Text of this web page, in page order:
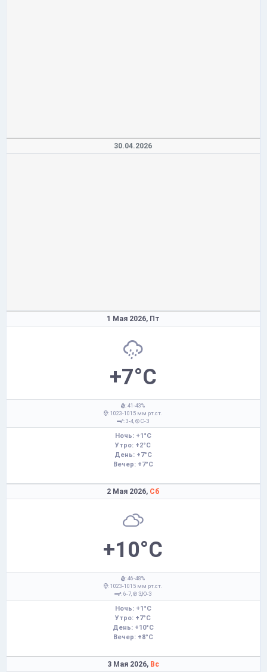
30.04.2026
1 Мая 2026, Пт
+7°C
: 41-43%
: 1023-1015 мм рт.ст.
: 3-4,
С-З
Ночь: +1°C
Утро: +2°C
День: +7°C
Вечер: +7°C
2 Мая 2026, Сб
+10°C
: 46-48%
: 1023-1015 мм рт.ст.
: 6-7,
З,Ю-З
Ночь: +1°C
Утро: +7°C
День: +10°C
Вечер: +8°C
3 Мая 2026, Вс